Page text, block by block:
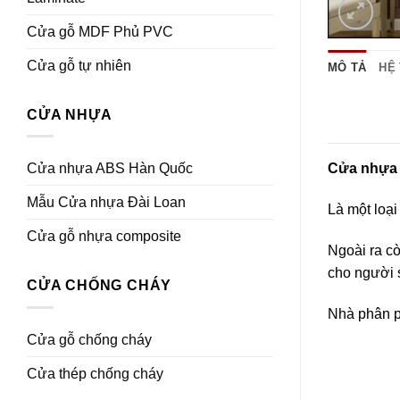
Cửa gỗ MDF Phủ PVC
Cửa gỗ tự nhiên
CỬA NHỰA
Cửa nhựa ABS Hàn Quốc
Mẫu Cửa nhựa Đài Loan
Cửa gỗ nhựa composite
CỬA CHỐNG CHÁY
Cửa gỗ chống cháy
Cửa thép chống cháy
MÔ TẢ HỆ
Cửa
Là một
Ngoài ra
cho người
Nhà phân